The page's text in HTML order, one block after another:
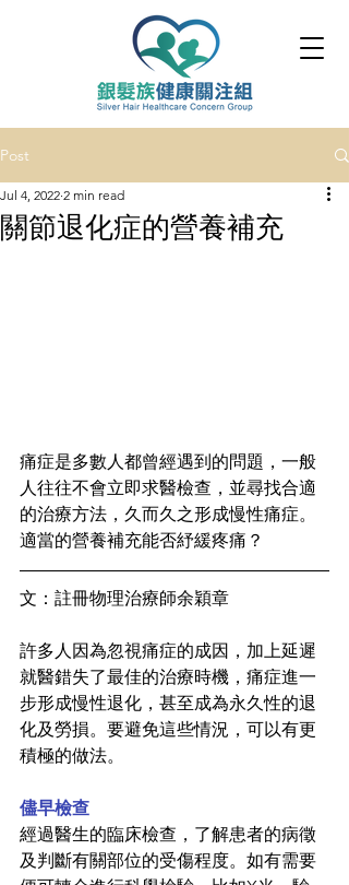
Post
關節退化症的營養補充
Jul 4, 2022 2 min read
痛症是多數人都曾經遇到的問題，一般
人往往不會立即求醫檢查，並尋找合適
的治療方法，久而久之形成慢性痛症。
適當的營養補充能否紓緩疼痛？
文：註冊物理治療師余穎章
許多人因為忽視痛症的成因，加上延遲
就醫錯失了最佳的治療時機，痛症進一
步形成慢性退化，甚至成為永久性的退
化及勞損。要避免這些情況，可以有更
積極的做法。
儘早檢查
經過醫生的臨床檢查，了解患者的病徵
及判斷有關部位的受傷程度。如有需要